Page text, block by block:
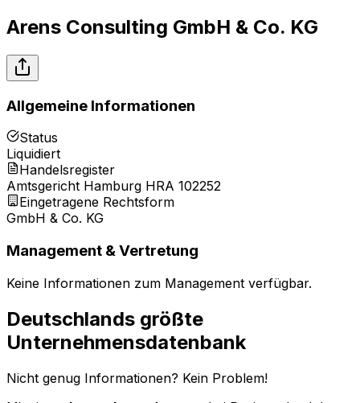
Arens Consulting GmbH & Co. KG
Allgemeine Informationen
Status
Liquidiert
Handelsregister
Amtsgericht Hamburg HRA 102252
Eingetragene Rechtsform
GmbH & Co. KG
Management & Vertretung
Keine Informationen zum Management verfügbar.
Deutschlands größte
Unternehmensdatenbank
Nicht genug Informationen? Kein Problem!